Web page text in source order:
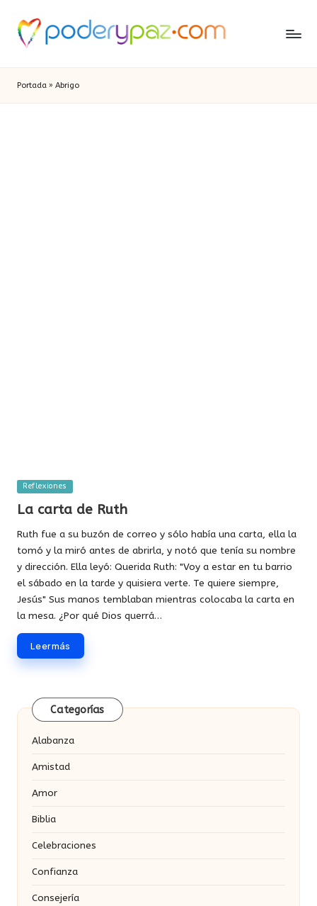
Portada » Abrigo
Publicada
Reflexiones
La carta de Ruth
Ruth fue a su buzón de correo y sólo había una carta, ella la
tomó y la miró antes de abrirla, y notó que tenía su nombre
y dirección. Ella leyó: Querida Ruth: "Voy a estar en tu barrio
el sábado en la tarde y quisiera verte. Te quiere siempre,
Jesús" Sus manos temblaban mientras colocaba la carta en
la mesa. ¿Por qué Dios querrá…
Leer más
Categorías
Alabanza
Amistad
Amor
Biblia
Celebraciones
Confianza
Consejería